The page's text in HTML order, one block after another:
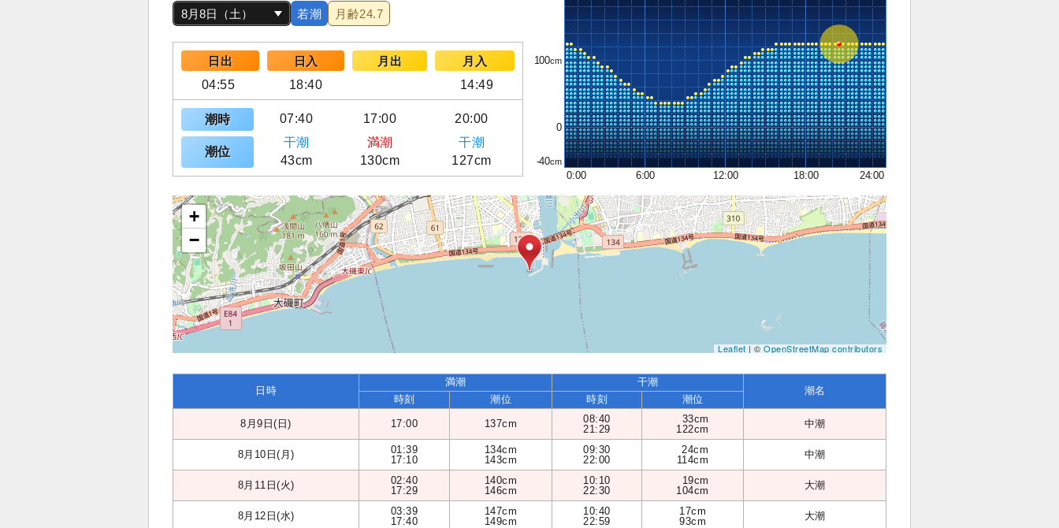
若潮 月齢24.7
日出 日入 月出
月入
04:55
18:40 14:49
潮時 07:40 17:00 20:00
潮位
干潮 満潮
干潮
43cm
130cm 127cm
100
0
-40
0:00
6:00 12:00 18:00 24:00
+
−
Leaflet| ©OpenStreetMap contributors
日時
満潮 干潮
潮名
時刻 潮位 時刻 潮位
8月9日(日) 17:00 137cm
08:40
21:29
33cm
122cm
中潮
8月10日(月)
01:39
17:10
134cm
143cm
09:30
22:00
24cm
114cm
中潮
8月11日(火)
02:40
17:29
140cm
146cm
10:10
22:30
19cm
104cm
大潮
8月12日(水)
03:39
17:40
147cm
149cm
10:40
22:59
17cm
93cm
大潮